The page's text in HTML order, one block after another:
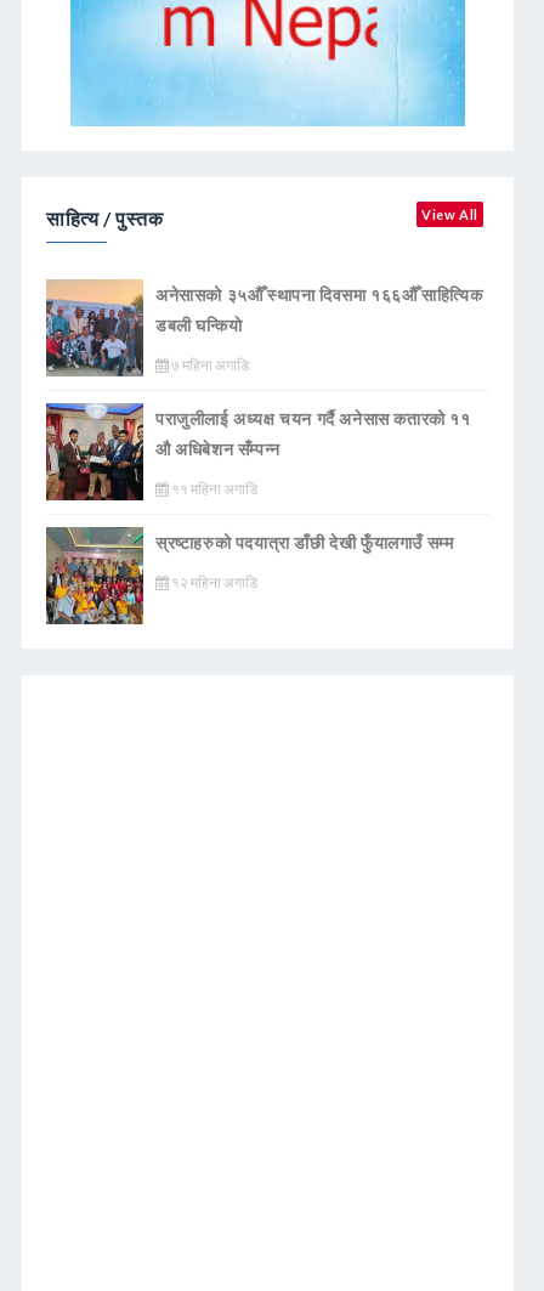
साहित्य / पुस्तक View All
अनेसासको ३५औँ स्थापना दिवसमा १६६औँ साहित्यिक
डबली घन्कियाे
७ महिना अगाडि
पराजुलीलाई अध्यक्ष चयन गर्दै अनेसास कतारको ११
औ अधिबेशन सँम्पन्न
११ महिना अगाडि
स्रष्टाहरुको पदयात्रा डाँछी देखी फुँयालगाउँ सम्म
१२ महिना अगाडि